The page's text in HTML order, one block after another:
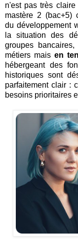
n'est pas très
mastère 2 (bac+5)
du développement
la situation des
groupes
métiers maisen
hébergeant des
historiques sont
parfaitement clair :
besoins prioritaires